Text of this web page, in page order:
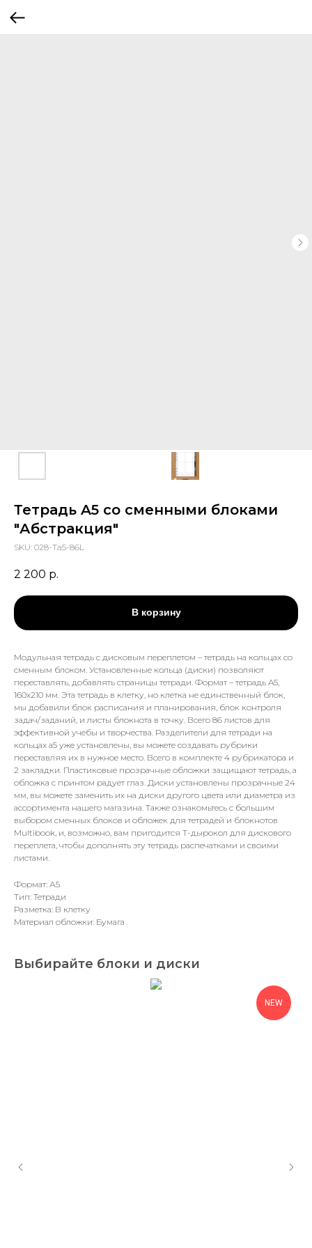
Тетрадь A5 cо сменными блоками
"Абстракция"
SKU: 028-Тa5-86L
2 200 р.
В корзину
Модульная тетрадь с дисковым переплетом – тетрадь на кольцах со
сменным блоком. Установленные кольца (диски) позволяют
переставлять, добавлять страницы тетради. Формат – тетрадь A5,
160х210 мм. Эта тетрадь в клетку, но клетка не единственный блок,
мы добавили блок расписания и планирования, блок контроля
задач/заданий, и листы блокнота в точку. Всего 86 листов для
эффективной учебы и творчества. Разделители для тетради на
кольцах а5 уже установлены, вы можете создавать рубрики
переставляя их в нужное место. Всего в комплекте 4 рубрикатора и
2 закладки. Пластиковые прозрачные обложки защищают тетрадь, а
обложка с принтом радует глаз. Диски установлены прозрачные 24
мм, вы можете заменить их на диски другого цвета или диаметра из
ассортимента нашего магазина. Также ознакомьтесь с большим
выбором сменных блоков и обложек для тетрадей и блокнотов
Multibook, и, возможно, вам пригодится T-дырокол для дискового
переплета, чтобы дополнять эту тетрадь распечатками и своими
листами.
Формат: А5
Тип: Тетради
Разметка: В клетку
Материал обложки: Бумага
Выбирайте блоки и диски
NEW